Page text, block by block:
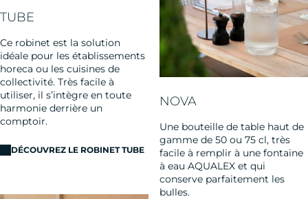
TUBE
Ce robinet est la solution
idéale pour les établissements
horeca ou les cuisines de
collectivité. Très facile à
utiliser, il s’intègre en toute
harmonie derrière un
comptoir.
DÉCOUVREZ LE ROBINET TUBE
NOVA
Une bouteille de table haut de
gamme de 50 ou 75 cl, très
facile à remplir à une fontaine
à eau AQUALEX et qui
conserve parfaitement les
bulles.